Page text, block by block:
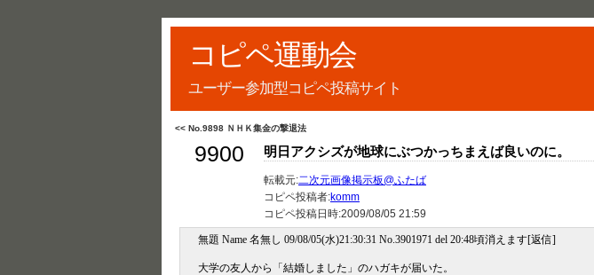
コピペ運動会
ユーザー参加型コピペ投稿サイト
<< No.9898 ＮＨＫ集金の撃退法
9900 明日アクシズが地球にぶつかっちまえば良いのに。
転載元:二次元画像掲示板@ふたば
コピペ投稿者:komm
コピペ投稿日時:2009/08/05 21:59
無題 Name 名無し 09/08/05(水)21:30:31 No.3901971 del 20:48頃消えます[返信]
大学の友人から「結婚しました」のハガキが届いた。